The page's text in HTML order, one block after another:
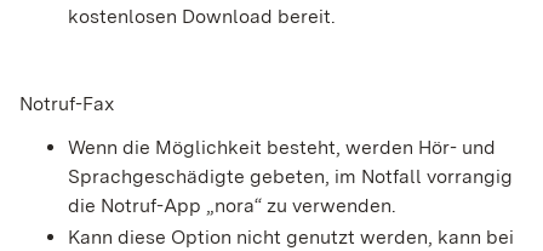
kostenlosen Download bereit.
Notruf-Fax
Wenn die Möglichkeit besteht, werden Hör- und
Sprachgeschädigte gebeten, im Notfall vorrangig
die Notruf-App „nora“ zu verwenden.
Kann diese Option nicht genutzt werden, kann bei